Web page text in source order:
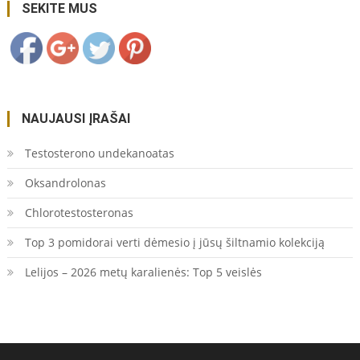
SEKITE MUS
orkestras/">
NAUJAUSI ĮRAŠAI
Testosterono undekanoatas
Oksandrolonas
Chlorotestosteronas
Top 3 pomidorai verti dėmesio į jūsų šiltnamio kolekciją
Lelijos – 2026 metų karalienės: Top 5 veislės